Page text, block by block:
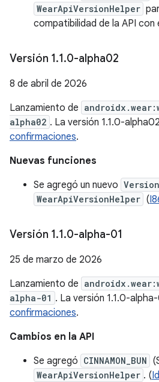
WearApiVersionHelper
compatibilidad de la API con
Versión 1.1.0-alpha02
8 de abril de 2026
Lanzamiento de
alpha02 . La versión 1.1.0-
confirmaciones.
Nuevas funciones
Se agregó un nuevo
WearApiVersionHelper (
Versión 1.1.0-alpha-01
25 de marzo de 2026
Lanzamiento de
alpha-01 . La versión 1.1.0-
confirmaciones.
Cambios en la API
Se agregó CINNAMON_BUN
WearApiVersionHelper . (